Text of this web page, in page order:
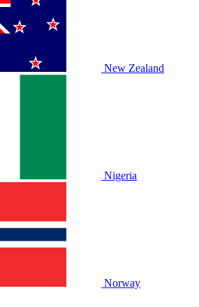
New Zealand
Nigeria
Norway